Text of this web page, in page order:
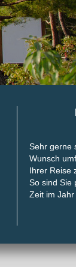
Sehr gerne
Wunsch
Ihrer Reise
So sind Sie
Zeit im Jahr